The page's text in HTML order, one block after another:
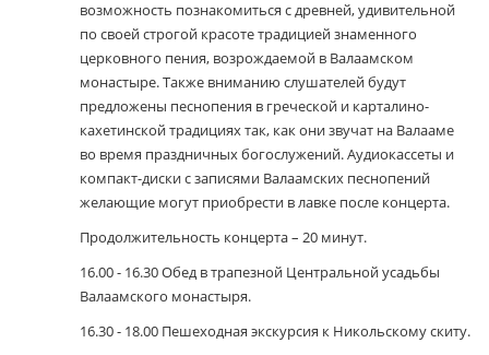
возможность познакомиться с древней, удивительной
по своей строгой красоте традицией знаменного
церковного пения, возрождаемой в Валаамском
монастыре. Также вниманию слушателей будут
предложены песнопения в греческой и карталино-
кахетинской традициях так, как они звучат на Валааме
во время праздничных богослужений. Аудиокассеты и
компакт-диски с записями Валаамских песнопений
желающие могут приобрести в лавке после концерта.
Продолжительность концерта – 20 минут.
16.00 - 16.30 Обед в трапезной Центральной усадьбы
Валаамского монастыря.
16.30 - 18.00 Пешеходная экскурсия к Никольскому скиту.